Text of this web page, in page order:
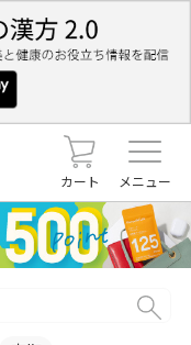
カート メニュー